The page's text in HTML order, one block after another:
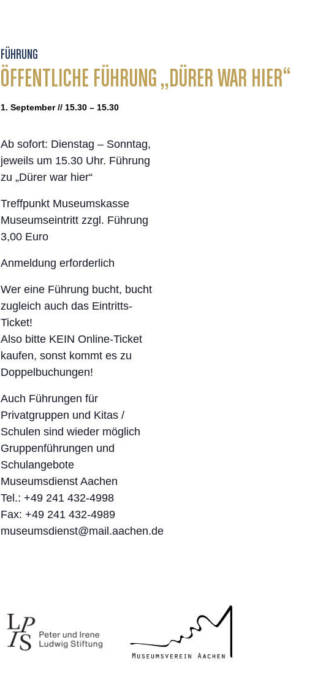
FÜHRUNG
ÖFFENTLICHE FÜHRUNG „DÜRER WAR HIER“
1. September // 15.30 – 15.30
Ab sofort: Dienstag – Sonntag,
jeweils um 15.30 Uhr. Führung
zu „Dürer war hier“
Treffpunkt Museumskasse
Museumseintritt zzgl. Führung
3,00 Euro
Anmeldung erforderlich
Wer eine Führung bucht, bucht
zugleich auch das Eintritts-
Ticket!
Also bitte KEIN Online-Ticket
kaufen, sonst kommt es zu
Doppelbuchungen!
Auch Führungen für
Privatgruppen und Kitas /
Schulen sind wieder möglich
Gruppenführungen und
Schulangebote
Museumsdienst Aachen
Tel.: +49 241 432-4998
Fax: +49 241 432-4989
museumsdienst@mail.aachen.de